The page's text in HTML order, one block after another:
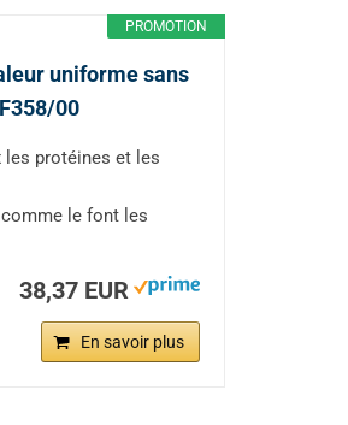
PROMOTION
uniforme sans
00
les protéines et les
le font les
38,37 EUR
En savoir plus